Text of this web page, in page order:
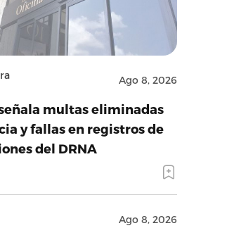
Ago 8, 2026
multas eliminadas
y fallas en registros de
del DRNA
Ago 8, 2026